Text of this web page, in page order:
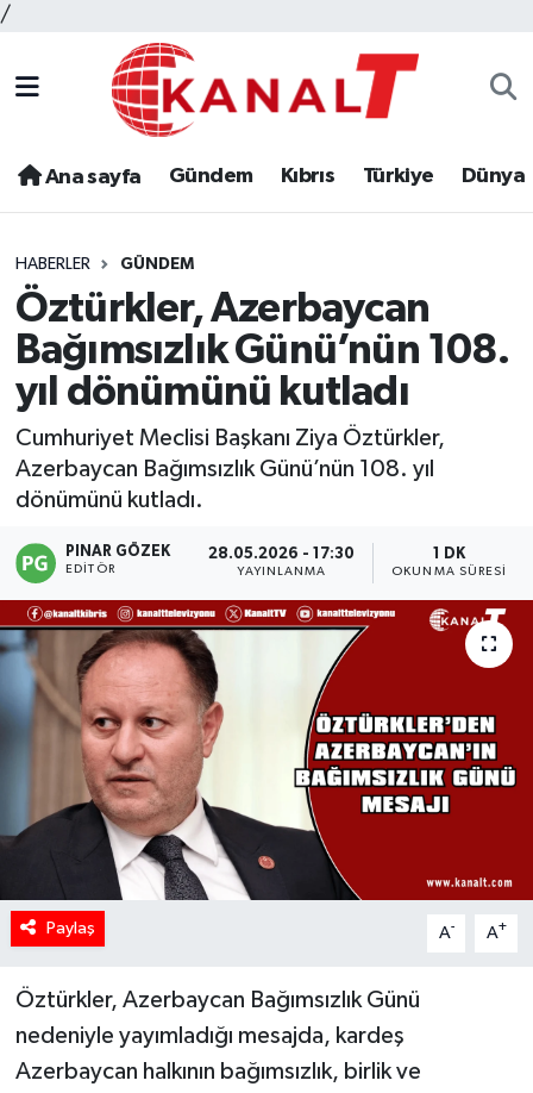
/
Ana sayfa Gündem Kıbrıs Türkiye Dünya
HABERLER GÜNDEM
Öztürkler, Azerbaycan
Bağımsızlık Günü’nün 108.
yıl dönümünü kutladı
Cumhuriyet Meclisi Başkanı Ziya Öztürkler,
Azerbaycan Bağımsızlık Günü’nün 108. yıl
dönümünü kutladı.
PINAR GÖZEK
EDITÖR
28.05.2026 - 17:30
YAYINLANMA
1 DK
OKUNMA SÜRESI
Paylaş A- A+
Öztürkler, Azerbaycan Bağımsızlık Günü
nedeniyle yayımladığı mesajda, kardeş
Azerbaycan halkının bağımsızlık, birlik ve